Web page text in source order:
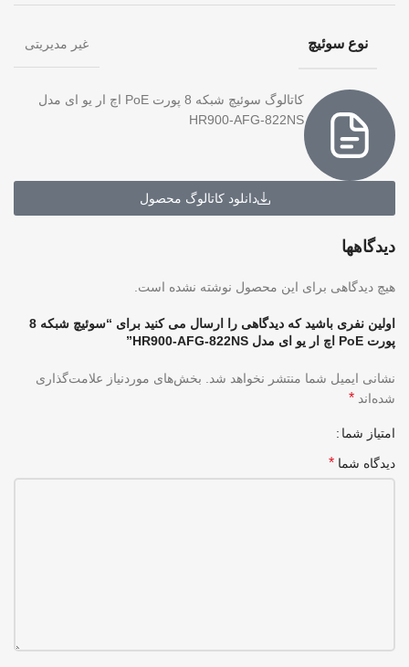
نوع سوئیچ غیر مدیریتی
کاتالوگ سوئیچ شبکه 8 پورت PoE اچ ار یو ای مدل
HR900-AFG-822NS
دانلود کاتالوگ محصول
دیدگاهها
هیچ دیدگاهی برای این محصول نوشته نشده است.
اولین نفری باشید که دیدگاهی را ارسال می کنید برای “سوئیچ شبکه 8
پورت PoE اچ ار یو ای مدل HR900-AFG-822NS”
نشانی ایمیل شما منتشر نخواهد شد.
بخش‌های موردنیاز علامت‌گذاری
شده‌اند *
امتیاز شما
دیدگاه شما *